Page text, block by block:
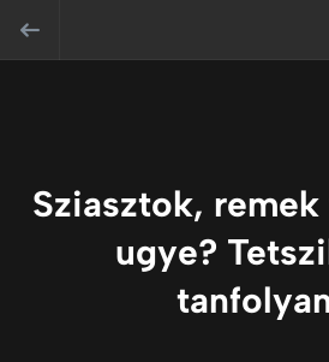
Sziasztok,
ugye?